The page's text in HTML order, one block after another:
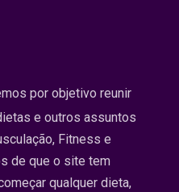
por objetivo reunir
e outros assuntos
Fitness e
de que o site tem
qualquer dieta,